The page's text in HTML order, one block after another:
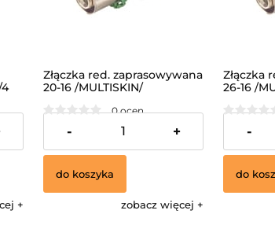
Złączka red. zaprasowywana
20-16 /MULTISKIN/
0 ocen
24,34 zł
- +
do koszyka
zobacz więcej
Złączka
26-16 /
46,08 zł
-
do